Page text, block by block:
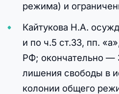
режима) и
Кайтукова Н.А.
и по ч.5 ст.33, пп.
РФ; окончательно —
лишения свободы в
колонии общего